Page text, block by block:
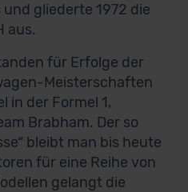
gliederte 1972 die
aus.
für Erfolge der
Meisterschaften
in der Formel 1,
Brabham. Der so
bleibt man bis heute
für eine Reihe von
gelangt die